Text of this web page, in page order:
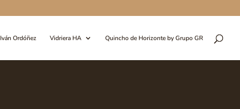
Iván Ordóñez Vidriera HA Quincho de Horizonte by Grupo GR